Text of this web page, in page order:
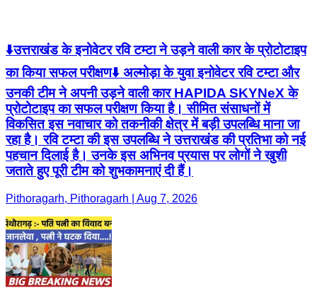
⬇️उत्तराखंड के इनोवेटर रवि टम्टा ने उड़ने वाली कार के प्रोटोटाइप
का किया सफल परीक्षण⬇️ अल्मोड़ा के युवा इनोवेटर रवि टम्टा और
उनकी टीम ने अपनी उड़ने वाली कार HAPIDA SKYNeX के
प्रोटोटाइप का सफल परीक्षण किया है। सीमित संसाधनों में
विकसित इस नवाचार को तकनीकी क्षेत्र में बड़ी उपलब्धि माना जा
रहा है। रवि टम्टा की इस उपलब्धि ने उत्तराखंड की प्रतिभा को नई
पहचान दिलाई है। उनके इस अभिनव प्रयास पर लोगों ने खुशी
जताते हुए पूरी टीम को शुभकामनाएं दी हैं।
Pithoragarh, Pithoragarh | Aug 7, 2026